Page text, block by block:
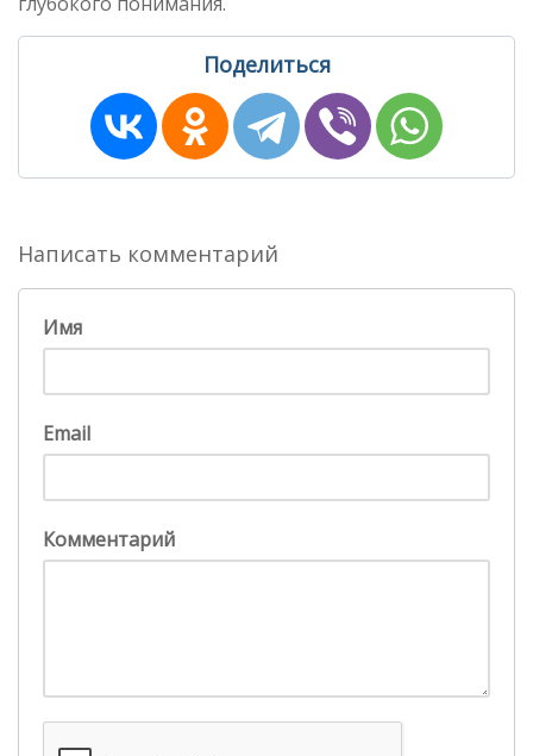
Поделиться
Написать комментарий
Имя
Email
Комментарий